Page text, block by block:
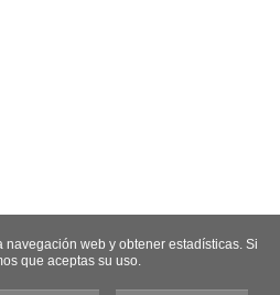
web y obtener estadísticas. Si
que aceptas su uso.